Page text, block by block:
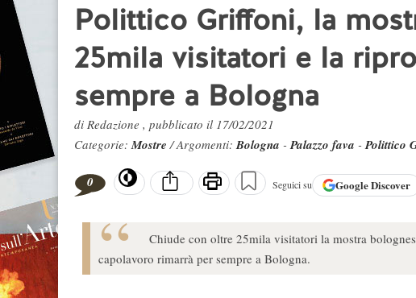
Polittico Griffoni, la
25mila visitatori e la
sempre a Bologna
di Redazione , pubblicato il 17/02/2021
Categorie:Mostre/ Argomenti:Bologna -Palazzo fava -Polittico
0 Seguici su GoogleDiscover
Chiude con oltre 25mila visitatori la mostra
capolavoro rimarrà per sempre a Bologna.